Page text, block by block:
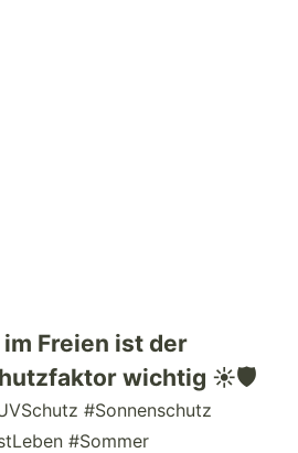
Freien ist der
wichtig ☀️🛡️
#Sonnenschutz
#Sommer